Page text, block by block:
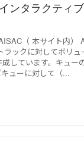
ンタラクティブ
（ 本サイト内）
ラックに対してボリュ
しています。キュー
ューに対して（